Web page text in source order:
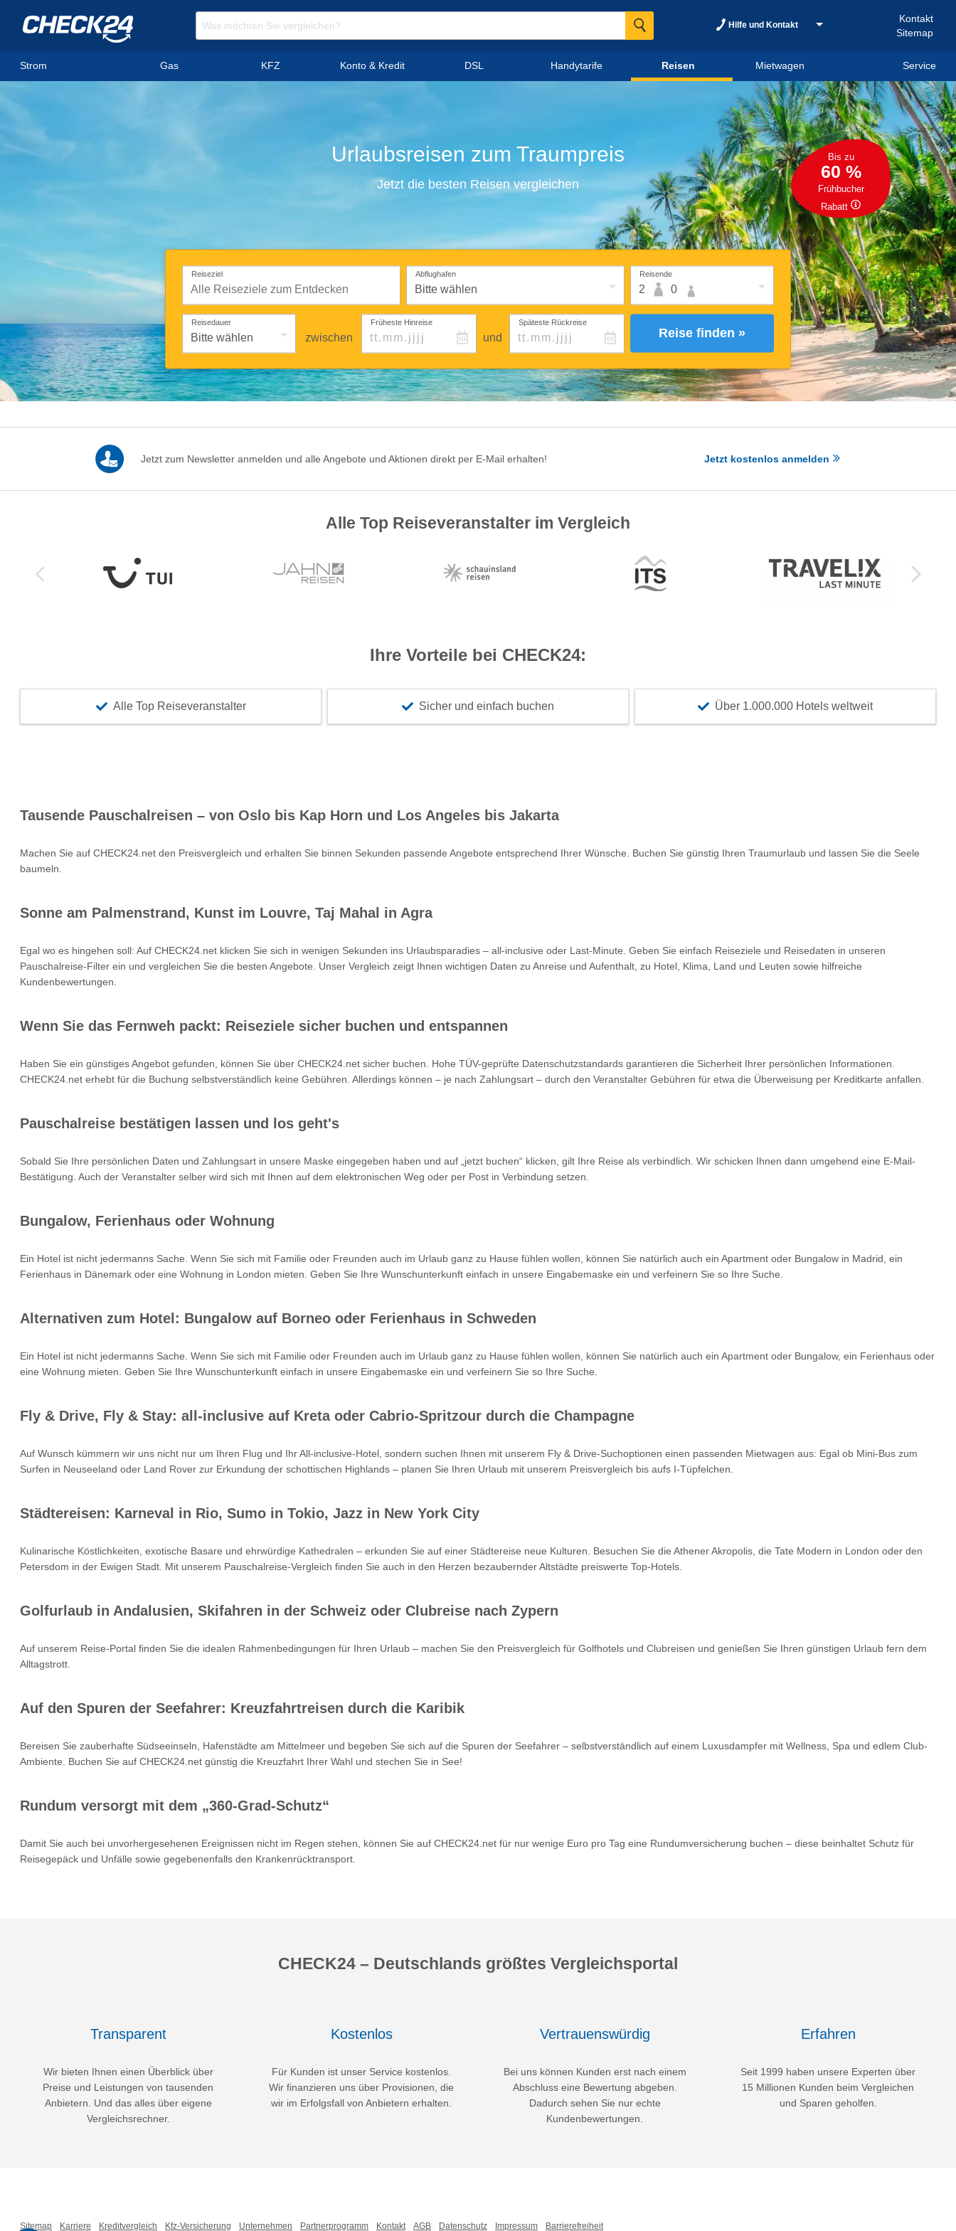
Hilfe und Kontakt
Kontakt
Sitemap
Strom Gas KFZ Konto & Kredit DSL Handytarife Reisen Mietwagen Service
Urlaubsreisen zum Traumpreis
Jetzt die besten Reisen vergleichen
Bis zu
60 %
Frühbucher
Rabatt
Reiseziel Abflughafen Reisende
Reisedauer
zwischen
Früheste Hinreise
und
Späteste Rückreise
Reise finden »
Jetzt zum Newsletter anmelden und alle Angebote und Aktionen direkt per E-Mail erhalten! Jetzt kostenlos anmelden
Alle Top Reiseveranstalter im Vergleich
Ihre Vorteile bei CHECK24:
Alle Top Reiseveranstalter Sicher und einfach buchen Über 1.000.000 Hotels weltweit
Tausende Pauschalreisen – von Oslo bis Kap Horn und Los Angeles bis Jakarta
Machen Sie auf CHECK24.net den Preisvergleich und erhalten Sie binnen Sekunden passende Angebote entsprechend Ihrer Wünsche. Buchen Sie günstig Ihren Traumurlaub und lassen Sie die Seele
baumeln.
Sonne am Palmenstrand, Kunst im Louvre, Taj Mahal in Agra
Egal wo es hingehen soll: Auf CHECK24.net klicken Sie sich in wenigen Sekunden ins Urlaubsparadies – all-inclusive oder Last-Minute. Geben Sie einfach Reiseziele und Reisedaten in unseren
Pauschalreise-Filter ein und vergleichen Sie die besten Angebote. Unser Vergleich zeigt Ihnen wichtigen Daten zu Anreise und Aufenthalt, zu Hotel, Klima, Land und Leuten sowie hilfreiche
Kundenbewertungen.
Wenn Sie das Fernweh packt: Reiseziele sicher buchen und entspannen
Haben Sie ein günstiges Angebot gefunden, können Sie über CHECK24.net sicher buchen. Hohe TÜV-geprüfte Datenschutzstandards garantieren die Sicherheit Ihrer persönlichen Informationen.
CHECK24.net erhebt für die Buchung selbstverständlich keine Gebühren. Allerdings können – je nach Zahlungsart – durch den Veranstalter Gebühren für etwa die Überweisung per Kreditkarte anfallen.
Pauschalreise bestätigen lassen und los geht's
Sobald Sie Ihre persönlichen Daten und Zahlungsart in unsere Maske eingegeben haben und auf „jetzt buchen“ klicken, gilt Ihre Reise als verbindlich. Wir schicken Ihnen dann umgehend eine E-Mail-
Bestätigung. Auch der Veranstalter selber wird sich mit Ihnen auf dem elektronischen Weg oder per Post in Verbindung setzen.
Bungalow, Ferienhaus oder Wohnung
Ein Hotel ist nicht jedermanns Sache. Wenn Sie sich mit Familie oder Freunden auch im Urlaub ganz zu Hause fühlen wollen, können Sie natürlich auch ein Apartment oder Bungalow in Madrid, ein
Ferienhaus in Dänemark oder eine Wohnung in London mieten. Geben Sie Ihre Wunschunterkunft einfach in unsere Eingabemaske ein und verfeinern Sie so Ihre Suche.
Alternativen zum Hotel: Bungalow auf Borneo oder Ferienhaus in Schweden
Ein Hotel ist nicht jedermanns Sache. Wenn Sie sich mit Familie oder Freunden auch im Urlaub ganz zu Hause fühlen wollen, können Sie natürlich auch ein Apartment oder Bungalow, ein Ferienhaus oder
eine Wohnung mieten. Geben Sie Ihre Wunschunterkunft einfach in unsere Eingabemaske ein und verfeinern Sie so Ihre Suche.
Fly & Drive, Fly & Stay: all-inclusive auf Kreta oder Cabrio-Spritzour durch die Champagne
Auf Wunsch kümmern wir uns nicht nur um Ihren Flug und Ihr All-inclusive-Hotel, sondern suchen Ihnen mit unserem Fly & Drive-Suchoptionen einen passenden Mietwagen aus: Egal ob Mini-Bus zum
Surfen in Neuseeland oder Land Rover zur Erkundung der schottischen Highlands – planen Sie Ihren Urlaub mit unserem Preisvergleich bis aufs I-Tüpfelchen.
Städtereisen: Karneval in Rio, Sumo in Tokio, Jazz in New York City
Kulinarische Köstlichkeiten, exotische Basare und ehrwürdige Kathedralen – erkunden Sie auf einer Städtereise neue Kulturen. Besuchen Sie die Athener Akropolis, die Tate Modern in London oder den
Petersdom in der Ewigen Stadt. Mit unserem Pauschalreise-Vergleich finden Sie auch in den Herzen bezaubernder Altstädte preiswerte Top-Hotels.
Golfurlaub in Andalusien, Skifahren in der Schweiz oder Clubreise nach Zypern
Auf unserem Reise-Portal finden Sie die idealen Rahmenbedingungen für Ihren Urlaub – machen Sie den Preisvergleich für Golfhotels und Clubreisen und genießen Sie Ihren günstigen Urlaub fern dem
Alltagstrott.
Auf den Spuren der Seefahrer: Kreuzfahrtreisen durch die Karibik
Bereisen Sie zauberhafte Südseeinseln, Hafenstädte am Mittelmeer und begeben Sie sich auf die Spuren der Seefahrer – selbstverständlich auf einem Luxusdampfer mit Wellness, Spa und edlem Club-
Ambiente. Buchen Sie auf CHECK24.net günstig die Kreuzfahrt Ihrer Wahl und stechen Sie in See!
Rundum versorgt mit dem „360-Grad-Schutz“
Damit Sie auch bei unvorhergesehenen Ereignissen nicht im Regen stehen, können Sie auf CHECK24.net für nur wenige Euro pro Tag eine Rundumversicherung buchen – diese beinhaltet Schutz für
Reisegepäck und Unfälle sowie gegebenenfalls den Krankenrücktransport.
CHECK24 – Deutschlands größtes Vergleichsportal
Transparent
Wir bieten Ihnen einen Überblick über
Preise und Leistungen von tausenden
Anbietern. Und das alles über eigene
Vergleichsrechner.
Kostenlos
Für Kunden ist unser Service kostenlos.
Wir finanzieren uns über Provisionen, die
wir im Erfolgsfall von Anbietern erhalten.
Vertrauenswürdig
Bei uns können Kunden erst nach einem
Abschluss eine Bewertung abgeben.
Dadurch sehen Sie nur echte
Kundenbewertungen.
Erfahren
Seit 1999 haben unsere Experten über
15 Millionen Kunden beim Vergleichen
und Sparen geholfen.
Sitemap Karriere Kreditvergleich Kfz-Versicherung Unternehmen Partnerprogramm Kontakt AGB Datenschutz Impressum Barrierefreiheit